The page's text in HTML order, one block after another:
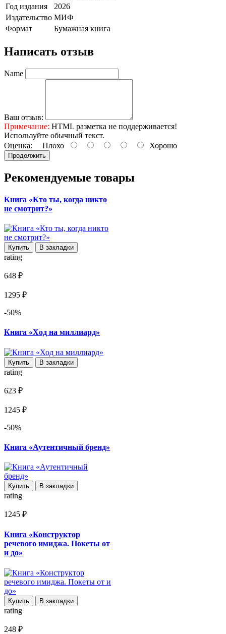
Год издания
2026
Издательство МИФ
Формат
Бумажная книга
Написать отзыв
Name
Ваш отзыв:
Примечание: HTML разметка не поддерживается!
Используйте обычный текст.
Оценка: Плохо Хорошо
Продолжить
Рекомендуемые товары
Книга «Кто ты, когда никто
не смотрит?»
Купить В закладки
rating
648 ₽
1295 ₽
-50%
Книга «Ход на миллиард»
Купить В закладки
rating
623 ₽
1245 ₽
-50%
Книга «Аутентичный бренд»
Купить В закладки
rating
1245 ₽
Книга «Конструктор
речевого имиджа. Покеты от
и до»
Купить В закладки
rating
248 ₽